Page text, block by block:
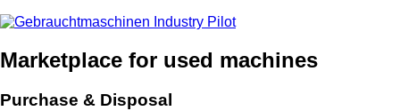
Marketplace for used machines
Purchase & Disposal